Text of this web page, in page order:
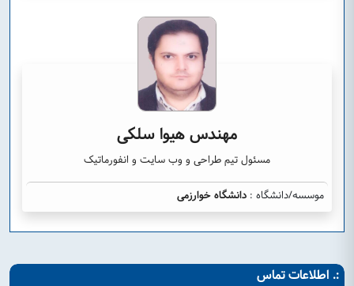
مهندس هیوا سلکی
مسئول تیم طراحی و وب سایت و انفورماتیک
موسسه/دانشگاه : دانشگاه خوارزمی
:. اطلاعات تماس